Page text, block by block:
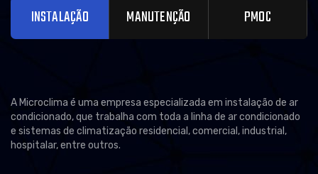
INSTALAÇÃO MANUTENÇÃO PMOC
A Microclima é uma empresa especializada em instalação de ar
condicionado, que trabalha com toda a linha de ar condicionado
e sistemas de climatização residencial, comercial, industrial,
hospitalar, entre outros.